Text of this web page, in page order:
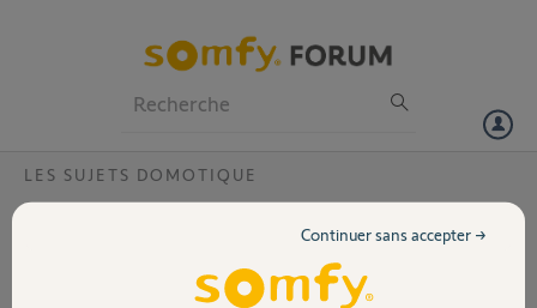
Volet
LES SUJETS DOMOTIQUE
Tahoma din rail S d'occasion
J'ai acheté une tahoma din rail S d'occasion et je ne peux pas la
Continuer sans accepter →